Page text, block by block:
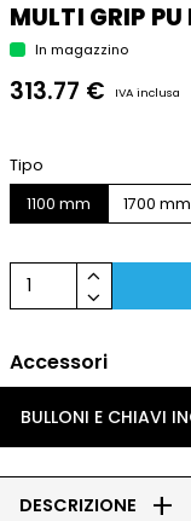
MULTI GRIP
In magazzino
313.77 € IVA inclusa
Tipo
1100 mm
1700 mm
1 keyboard_arrow_up
keyboard_arrow_down
Accessori
BULLONI E CHIAVI
DESCRIZIONE add